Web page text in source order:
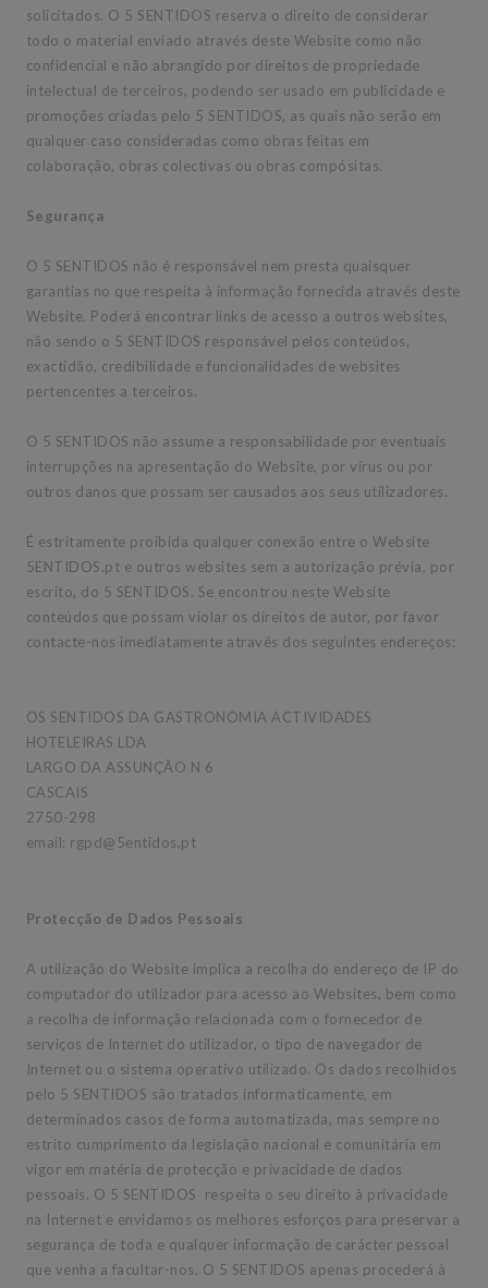
solicitados. O 5 SENTIDOS reserva o direito de considerar
todo o material enviado através deste Website como não
confidencial e não abrangido por direitos de propriedade
intelectual de terceiros, podendo ser usado em publicidade e
promoções criadas pelo 5 SENTIDOS, as quais não serão em
qualquer caso consideradas como obras feitas em
colaboração, obras colectivas ou obras compósitas.
Segurança
O 5 SENTIDOS não é responsável nem presta quaisquer
garantias no que respeita à informação fornecida através deste
Website. Poderá encontrar links de acesso a outros websites,
não sendo o 5 SENTIDOS responsável pelos conteúdos,
exactidão, credibilidade e funcionalidades de websites
pertencentes a terceiros.
O 5 SENTIDOS não assume a responsabilidade por eventuais
interrupções na apresentação do Website, por vírus ou por
outros danos que possam ser causados aos seus utilizadores.
É estritamente proibida qualquer conexão entre o Website
5ENTIDOS.pt e outros websites sem a autorização prévia, por
escrito, do 5 SENTIDOS. Se encontrou neste Website
conteúdos que possam violar os direitos de autor, por favor
contacte-nos imediatamente através dos seguintes endereços:
OS SENTIDOS DA GASTRONOMIA ACTIVIDADES
HOTELEIRAS LDA
LARGO DA ASSUNÇÃO N 6
CASCAIS
2750-298
email: rgpd@5entidos.pt
Protecção de Dados Pessoais
A utilização do Website implica a recolha do endereço de IP do
computador do utilizador para acesso ao Websites, bem como
a recolha de informação relacionada com o fornecedor de
serviços de Internet do utilizador, o tipo de navegador de
Internet ou o sistema operativo utilizado. Os dados recolhidos
pelo 5 SENTIDOS são tratados informaticamente, em
determinados casos de forma automatizada, mas sempre no
estrito cumprimento da legislação nacional e comunitária em
vigor em matéria de protecção e privacidade de dados
pessoais. O 5 SENTIDOS respeita o seu direito à privacidade
na Internet e envidamos os melhores esforços para preservar a
segurança de toda e qualquer informação de carácter pessoal
que venha a facultar-nos. O 5 SENTIDOS apenas procederá à